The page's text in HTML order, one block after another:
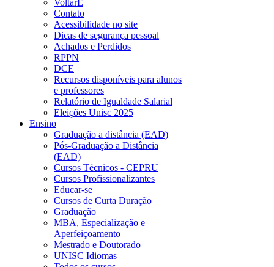
VoltarE
Contato
Acessibilidade no site
Dicas de segurança pessoal
Achados e Perdidos
RPPN
DCE
Recursos disponíveis para alunos
e professores
Relatório de Igualdade Salarial
Eleições Unisc 2025
Ensino
Graduação a distância (EAD)
Pós-Graduação a Distância
(EAD)
Cursos Técnicos - CEPRU
Cursos Profissionalizantes
Educar-se
Cursos de Curta Duração
Graduação
MBA, Especialização e
Aperfeiçoamento
Mestrado e Doutorado
UNISC Idiomas